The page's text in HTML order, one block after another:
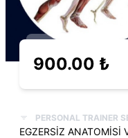
900.00 ₺
PERSONAL TRAINER
EGZERSİZ ANATOMİSİ